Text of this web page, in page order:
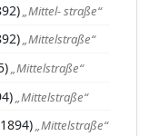
„Mittel- straße“
„Mittelstraße“
„Mittelstraße“
„Mittelstraße“
„Mittelstraße“